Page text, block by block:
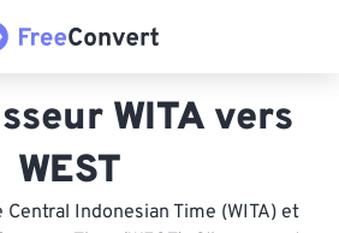
WITA vers
WEST
Indonesian Time (WITA) et